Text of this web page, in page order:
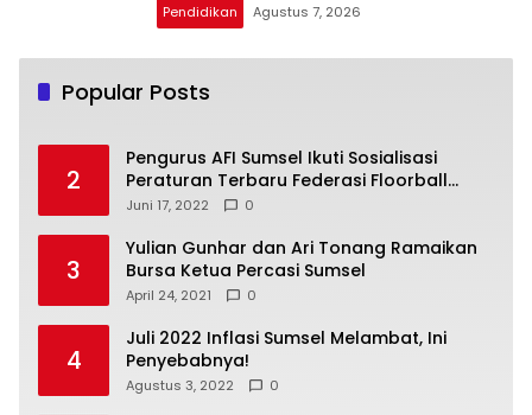
Pendidikan Agustus 7, 2026
Popular Posts
2
Pengurus AFI Sumsel Ikuti Sosialisasi
Peraturan Terbaru Federasi Floorball
Internasional
Juni 17, 2022 0
3
Yulian Gunhar dan Ari Tonang Ramaikan
Bursa Ketua Percasi Sumsel
April 24, 2021 0
4
Juli 2022 Inflasi Sumsel Melambat, Ini
Penyebabnya!
Agustus 3, 2022 0